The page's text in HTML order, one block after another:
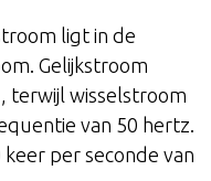
ligt in de
Gelijkstroom
terwijl wisselstroom
van 50 hertz.
per seconde van